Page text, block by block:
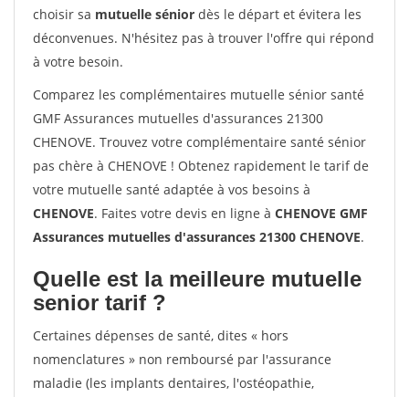
choisir sa mutuelle sénior dès le départ et évitera les
déconvenues. N'hésitez pas à trouver l'offre qui répond
à votre besoin.
Comparez les complémentaires mutuelle sénior santé
GMF Assurances mutuelles d'assurances 21300
CHENOVE. Trouvez votre complémentaire santé sénior
pas chère à CHENOVE ! Obtenez rapidement le tarif de
votre mutuelle santé adaptée à vos besoins à
CHENOVE. Faites votre devis en ligne à CHENOVE GMF
Assurances mutuelles d'assurances 21300 CHENOVE.
Quelle est la meilleure mutuelle
senior tarif ?
Certaines dépenses de santé, dites « hors
nomenclatures » non remboursé par l'assurance
maladie (les implants dentaires, l'ostéopathie,